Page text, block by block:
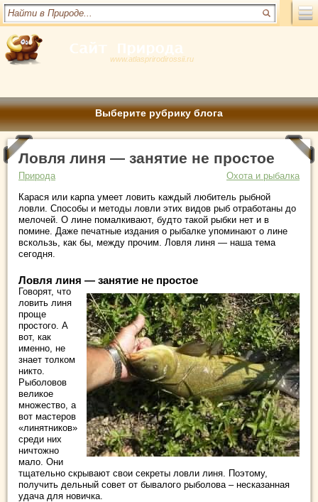
www.atlasprirodirossii.ru
Выберите рубрику блога
Ловля линя — занятие не простое
Природа
Охота и рыбалка
Карася или карпа умеет ловить каждый любитель рыбной
ловли. Способы и методы ловли этих видов рыб отработаны до
мелочей. О лине помалкивают, будто такой рыбки нет и в
помине. Даже печатные издания о рыбалке упоминают о лине
вскользь, как бы, между прочим. Ловля линя — наша тема
сегодня.
Ловля линя — занятие не простое
Говорят, что
ловить линя
проще
простого. А
вот, как
именно, не
знает толком
никто.
Рыболовов
великое
множество, а
вот мастеров
«линятников»
среди них
ничтожно
мало. Они
тщательно скрывают свои секреты ловли линя. Поэтому,
получить дельный совет от бывалого рыболова – несказанная
удача для новичка.